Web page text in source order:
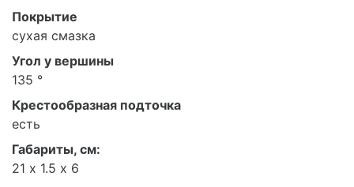
Покрытие
сухая смазка
Угол у вершины
135 °
Крестообразная подточка
есть
Габариты, см:
21 х 1.5 х 6